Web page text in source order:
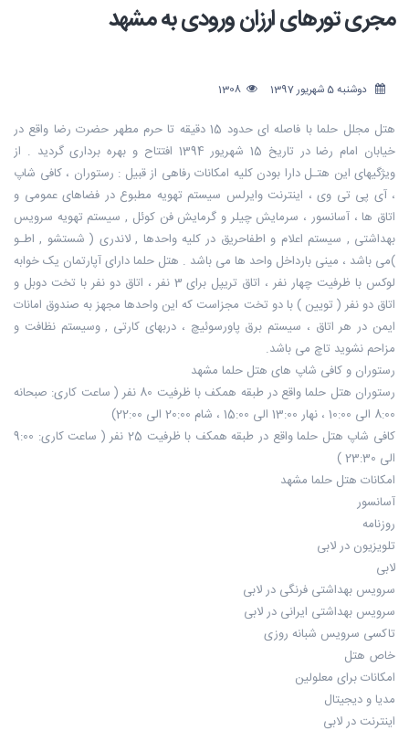
مجری تورهای ارزان ورودی به مشهد
دوشنبه 5 شهریور 1397
هتل مجلل حلما با فاصله ای حدود 15 دقیقه تا حرم مطهر حضرت رضا واقع در
خیابان امام رضا در تاریخ 15 شهریور 1394 افتتاح و بهره برداری گردید . از
ویژگیهای این هتـل دارا بودن کلیه امکانات رفاهی از قبیل : رستوران ، کافی شاپ
، آی پی تی وی ، اینترنت وایرلس سیستم تهویه مطبوع در فضاهای عمومی و
اتاق ها ، آسانسور ، سرمایش چیلر و گرمایش فن کوئل , سیستم تهویه سرویس
بهداشتی , سیستم اعلام و اطفاحریق در کلیه واحدها , لاندری ( شستشو , اطـو
)می باشد ، مینی بارداخل واحد ها می باشد . هتل حلما دارای آپارتمان یک خوابه
لوکس با ظرفیت چهار نفر ، اتاق تریپل برای 3 نفر ، اتاق دو نفر با تخت دوبل و
اتاق دو نفر ( تویین ) با دو تخت مجزاست که این واحدها مجهز به صندوق امانات
ایمن در هر اتاق ، سیستم برق پاورسوئیچ ، دربهای کارتی , وسیستم نظافت و
مزاحم نشوید تاچ می باشد.
رستوران و کافی شاپ های هتل حلما مشهد
رستوران هتل حلما واقع در طبقه همکف با ظرفیت 80 نفر ( ساعت کاری: صبحانه
8:00 الی 10:00 ، نهار 13:00 الی 15:00 ، شام 20:00 الی 22:00)
کافی شاپ هتل حلما واقع در طبقه همکف با ظرفیت 25 نفر ( ساعت کاری: 9:00
الی 23:30 )
امكانات هتل حلما مشهد
آسانسور
روزنامه
تلويزيون در لابی
لابی
سرویس بهداشتی فرنگی در لابی
سرویس بهداشتی ایرانی در لابی
تاکسی سرویس شبانه روزی
خاص هتل
امكانات برای معلولين
مديا و ديجيتال
اينترنت در لابی